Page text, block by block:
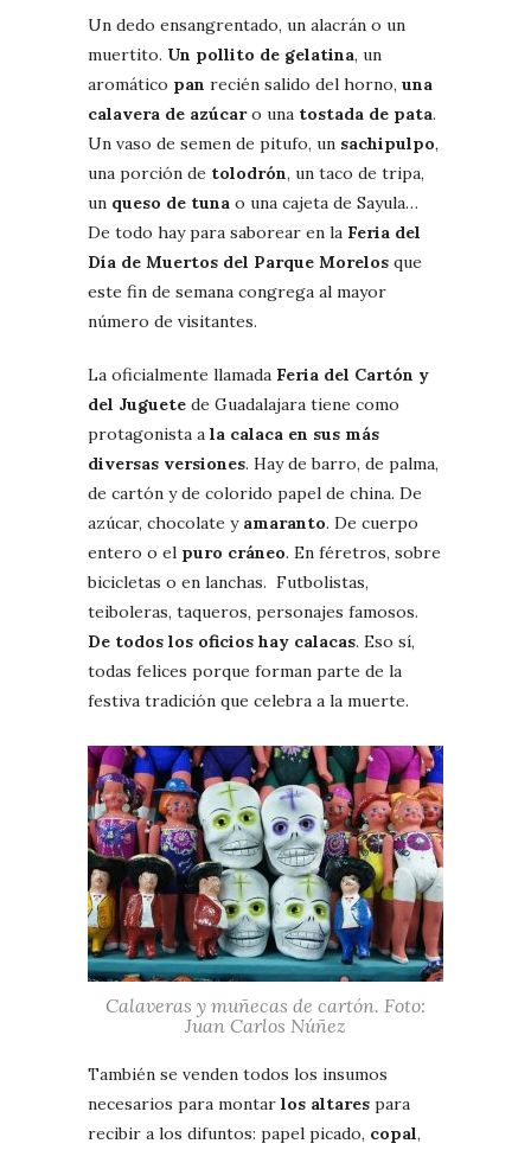
Un dedo ensangrentado, un alacrán o un
muertito. Un pollito de gelatina, un
aromático pan recién salido del horno, una
calavera de azúcaro una tostada de pata.
Un vaso de semen de pitufo, un sachipulpo,
una porción de tolodrón, un taco de tripa,
un queso de tuna o una cajeta de Sayula…
De todo hay para saborear en la Feria del
Día de Muertos del Parque Morelos que
este fin de semana congrega al mayor
número de visitantes.
La oficialmente llamada Feria del Cartón y
del Juguete de Guadalajara tiene como
protagonista a la calaca en sus más
diversas versiones. Hay de barro, de palma,
de cartón y de colorido papel de china. De
azúcar, chocolate y amaranto. De cuerpo
entero o el puro cráneo. En féretros, sobre
bicicletas o en lanchas. Futbolistas,
teiboleras, taqueros, personajes famosos.
De todos los oficios hay calacas. Eso sí,
todas felices porque forman parte de la
festiva tradición que celebra a la muerte.
Calaveras y muñecas de cartón. Foto:
Juan Carlos Núñez
También se venden todos los insumos
necesarios para montar los altares para
recibir a los difuntos: papel picado, copal,